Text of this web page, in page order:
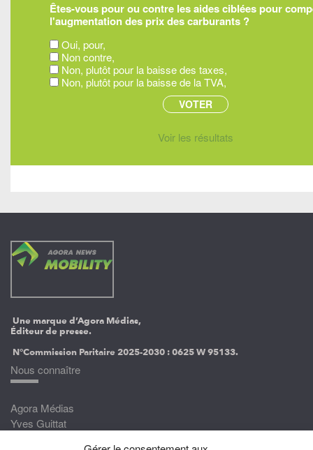
Êtes-vous pour ou contre les aides ciblées pour
l'augmentation des prix des carburants ?
Oui, pour,
Non contre,
Non, plutôt pour la baisse des taxes,
Non, plutôt pour la baisse de la TVA,
Voir les résultats
Une marque d’Agora Médias,
Éditeur de presse.
N°Commission Paritaire 2025-2030 :0625 W 95133.
Nous connaître
Agora Médias
Yves Guittat